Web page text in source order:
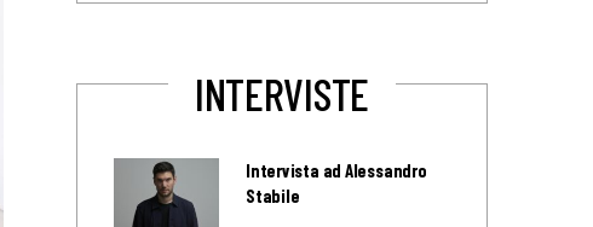
INTERVISTE
Intervista ad Alessandro
Stabile